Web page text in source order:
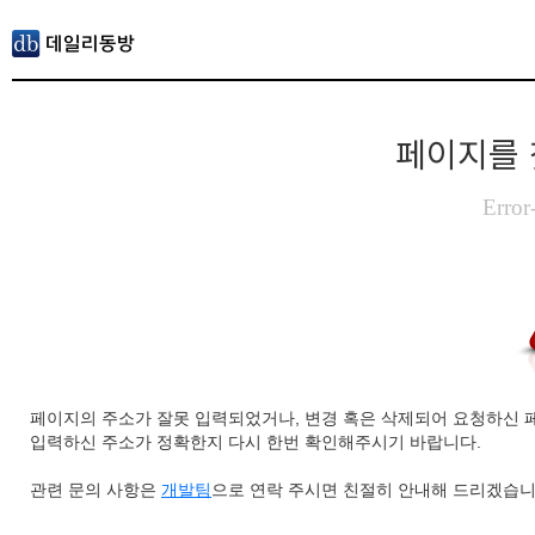
페이지를
페이지의 주소가 잘못 입력되었거나, 변경 혹은 삭제되어 요청하신
입력하신 주소가 정확한지 다시 한번 확인해주시기 바랍니다.
관련 문의 사항은 개발팀 으로 연락 주시면 친절히 안내해 드리겠습